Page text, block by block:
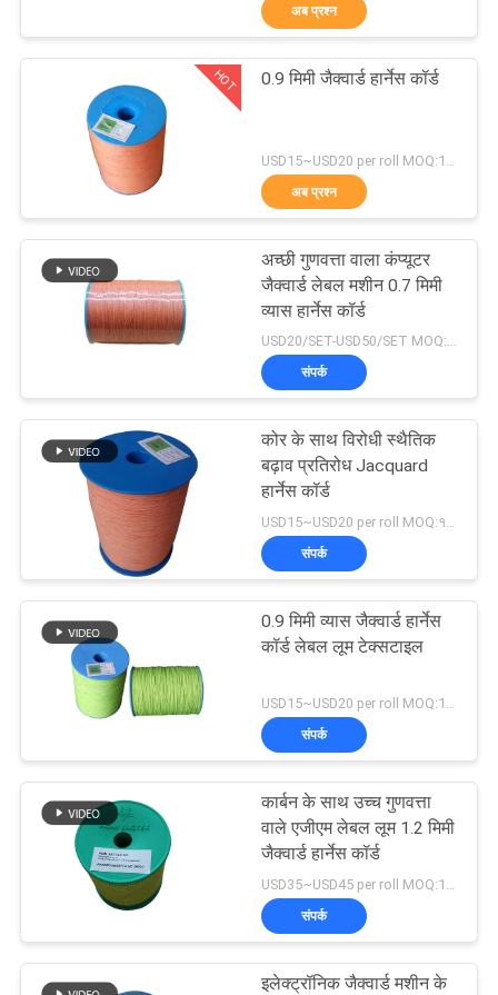
नियंत्रण
हमसे
संपर्क
एक
उद्धरण
करें
साइटमैप
PRIVACY
POLICY
जैक्वार्ड सिर
पूरा जैक्वार्ड हार्नेस
20
जैक्वार्ड हार्नेस कॉर्ड
15
रिकमंडेशन लेबल लूम
10
अब प्रश्न
HOT 0.9 मिमी जैक्वार्ड हार्नेस कॉर्ड
अब प्रश्न
अच्छी गुणवत्ता वाला कंप्यूटर
जैक्वार्ड लेबल मशीन 0.7 मिमी
व्यास हार्नेस कॉर्ड
USD20/SET-USD50/SET MOQ:1 सेट
संपर्क
कोर के साथ विरोधी स्थैतिक
बढ़ाव प्रतिरोध Jacquard
हार्नेस कॉर्ड
USD15~USD20 per roll MOQ:१८ रोल
संपर्क
0.9 मिमी व्यास जैक्वार्ड हार्नेस
कॉर्ड लेबल लूम टेक्सटाइल
संपर्क
कार्बन के साथ उच्च गुणवत्ता
वाले एजीएम लेबल लूम 1.2 मिमी
जैक्वार्ड हार्नेस कॉर्ड
संपर्क
इलेक्ट्रॉनिक जैक्वार्ड मशीन के